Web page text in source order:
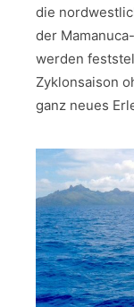
die
der
werden
Zyklonsaison
ganz neues